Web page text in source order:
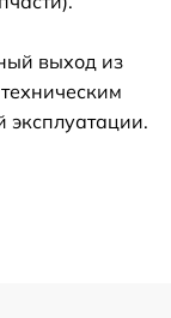
выход из